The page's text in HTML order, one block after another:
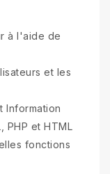
à l'aide de
et les
Information
PHP et HTML
fonctions